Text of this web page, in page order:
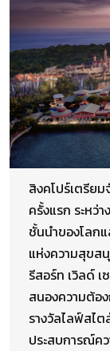
สิงคโปร์เตรีย
ครั้งแรก ระหว่
ชั้นนำของโลก
แห่งความสุขส
รีสอร์ท เวิลด์
สนองความต้อ
รางวัลไลฟ์สไ
ประสบการณ์ค